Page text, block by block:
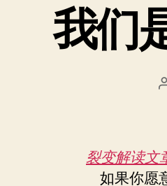
我们
裂变解读文
如果你愿